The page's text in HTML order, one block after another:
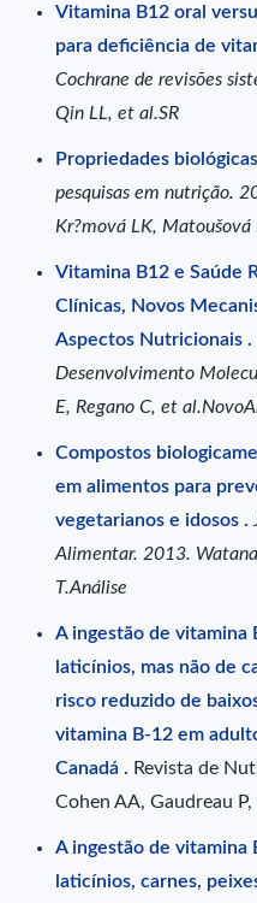
Vitamina B12 oral
para deficiência de
Cochrane de revisões
Qin LL, et al.SR
Propriedades
pesquisas em nutrição.
Kr?mová LK, Matoušová
Vitamina B12 e Saúde
Clínicas, Novos
Aspectos Nutricionais .
Desenvolvimento
E, Regano C, et
Compostos
em alimentos para
vegetarianos e idosos .
Alimentar. 2013.
T.Análise
A ingestão de vitamina
laticínios, mas não de
risco reduzido de
vitamina B-12 em
Canadá . Revista de
Cohen AA, Gaudreau P,
A ingestão de vitamina
laticínios, carnes,